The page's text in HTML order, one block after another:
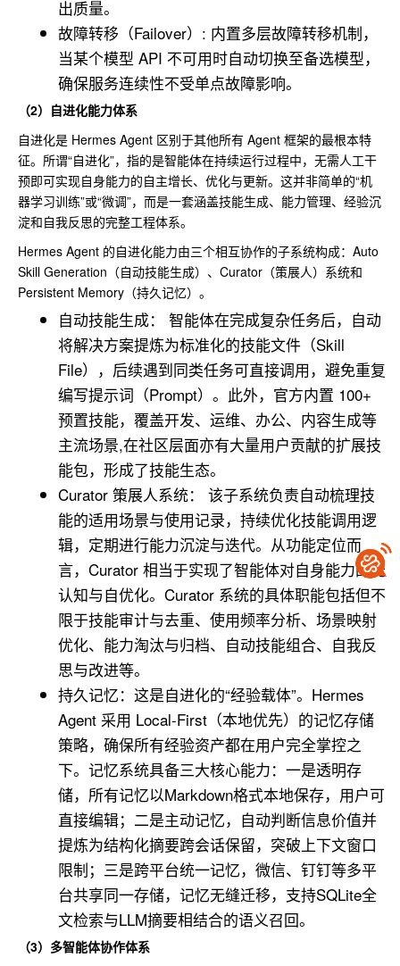
出质量。
故障转移（Failover）: 内置多层故障转移机制，
当某个模型 API 不可用时自动切换至备选模型，
确保服务连续性不受单点故障影响。
（2）自进化能力体系
自进化是 Hermes Agent 区别于其他所有 Agent 框架的最根本特
征。所谓“自进化”，指的是智能体在持续运行过程中，无需人工干
预即可实现自身能力的自主增长、优化与更新。这并非简单的“机
器学习训练”或“微调”，而是一套涵盖技能生成、能力管理、经验沉
淀和自我反思的完整工程体系。
Hermes Agent 的自进化能力由三个相互协作的子系统构成：Auto
Skill Generation（自动技能生成）、Curator（策展人）系统和
Persistent Memory（持久记忆）。
自动技能生成： 智能体在完成复杂任务后，自动
将解决方案提炼为标准化的技能文件（Skill
File），后续遇到同类任务可直接调用，避免重复
编写提示词（Prompt）。此外，官方内置 100+
预置技能，覆盖开发、运维、办公、内容生成等
主流场景,在社区层面亦有大量用户贡献的扩展技
能包，形成了技能生态。
Curator 策展人系统： 该子系统负责自动梳理技
能的适用场景与使用记录，持续优化技能调用逻
辑，定期进行能力沉淀与迭代。从功能定位而
言，Curator 相当于实现了智能体对自身能力的元
认知与自优化。Curator 系统的具体职能包括但不
限于技能审计与去重、使用频率分析、场景映射
优化、能力淘汰与归档、自动技能组合、自我反
思与改进等。
持久记忆：这是自进化的“经验载体”。Hermes
Agent 采用 Local-First（本地优先）的记忆存储
策略，确保所有经验资产都在用户完全掌控之
下。记忆系统具备三大核心能力：一是透明存
储，所有记忆以Markdown格式本地保存，用户可
直接编辑；二是主动记忆，自动判断信息价值并
提炼为结构化摘要跨会话保留，突破上下文窗口
限制；三是跨平台统一记忆，微信、钉钉等多平
台共享同一存储，记忆无缝迁移，支持SQLite全
文检索与LLM摘要相结合的语义召回。
（3）多智能体协作体系